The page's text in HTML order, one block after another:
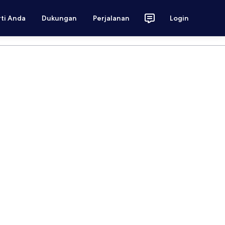
Anda Dukungan Perjalanan Login